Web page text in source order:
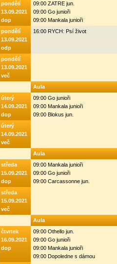
pondělí
13.09.2021
dop
09:00 ZATRE jun.
09:00 Go junioři
09:00 Mankala junioři
pondělí
13.09.2021
odp
16:00 RYCH: Psí život
pondělí
13.09.2021
več
Aula
úterý
14.09.2021
dop
09:00 Go junioři
09:00 Mankala junioři
09:00 Blokus jun.
úterý
14.09.2021
več
Aula
středa
15.09.2021
dop
09:00 Mankala junioři
09:00 Go junioři
09:00 Carcassonne jun.
středa
15.09.2021
več
Aula
čtvrtek
16.09.2021
dop
09:00 Othello jun.
09:00 Go junioři
09:00 Mankala junioři
09:00 Dopoledne s dámou